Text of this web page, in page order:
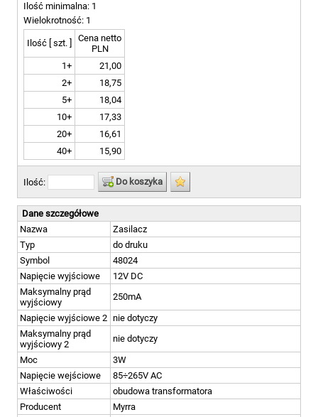
Ilość minimalna: 1
Wielokrotność: 1
Ilość [ szt. ]
Cena netto
PLN
1+
21,00
2+
18,75
5+
18,04
10+
17,33
20+
16,61
40+
15,90
Ilość: Do koszyka
Dane szczegółowe
Nazwa
Zasilacz
Typ
do druku
Symbol
48024
Napięcie wyjściowe
12V DC
Maksymalny prąd
wyjściowy
250mA
Napięcie wyjściowe 2 nie dotyczy
Maksymalny prąd
wyjściowy 2
nie dotyczy
Moc
3W
Napięcie wejściowe
85÷265V AC
Właściwości
obudowa transformatora
Producent
Myrra